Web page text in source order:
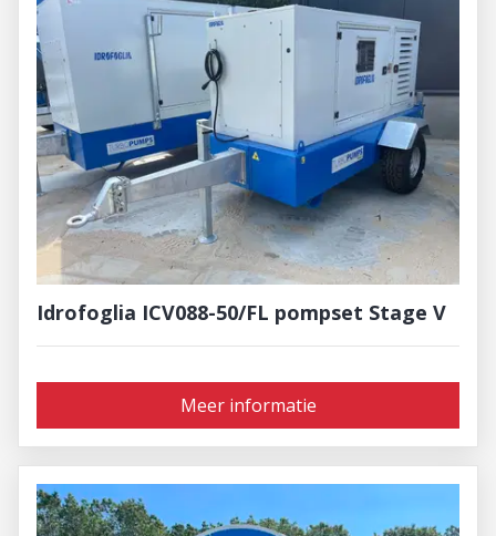
Idrofoglia ICV088-50/FL pompset Stage V
Meer informatie